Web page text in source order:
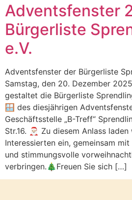
Adventsfenster
Bürgerliste
e.V.
Adventsfenster der Bürgerliste
Samstag, den 20. Dezember
gestaltet die Bürgerliste
🪟 des diesjährigen
Geschäftsstelle „B-Treff“
Str.16. 🎅🏻 Zu diesem Anlass
Interessierten ein, gemeinsam
und stimmungsvolle
verbringen.🎄Freuen Sie sich […]